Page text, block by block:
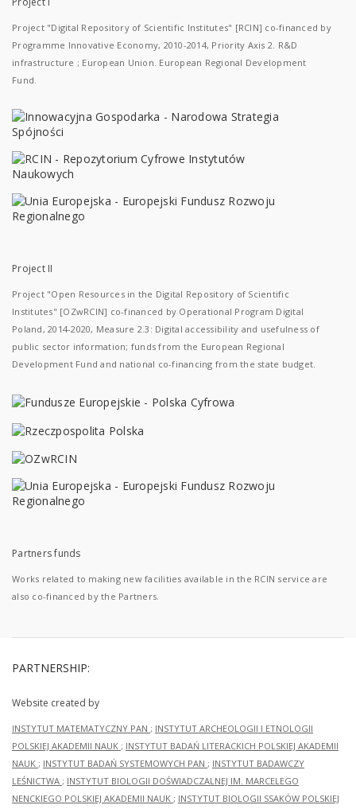
Project "Digital Repository of Scientific Institutes" [RCIN] co-financed by
Programme Innovative Economy, 2010-2014, Priority Axis 2. R&D
infrastructure ; European Union. European Regional Development
Fund.
Project II
Project "Open Resources in the Digital Repository of Scientific
Institutes" [OZwRCIN] co-financed by Operational Program Digital
Poland, 2014-2020, Measure 2.3: Digital accessibility and usefulness of
public sector information; funds from the European Regional
Development Fund and national co-financing from the state budget.
Partners funds
Works related to making new facilities available in the RCIN service are
also co-financed by the Partners.
PARTNERSHIP:
Website created by
INSTYTUT MATEMATYCZNY PAN ; INSTYTUT ARCHEOLOGII I ETNOLOGII
POLSKIEJ AKADEMII NAUK ; INSTYTUT BADAŃ LITERACKICH POLSKIEJ AKADEMII
NAUK ; INSTYTUT BADAŃ SYSTEMOWYCH PAN ; INSTYTUT BADAWCZY
LEŚNICTWA ; INSTYTUT BIOLOGII DOŚWIADCZALNEJ IM. MARCELEGO
NENCKIEGO POLSKIEJ AKADEMII NAUK ; INSTYTUT BIOLOGII SSAKÓW POLSKIEJ